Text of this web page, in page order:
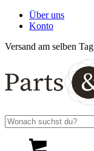
Über uns
Konto
Versand am selben Tag